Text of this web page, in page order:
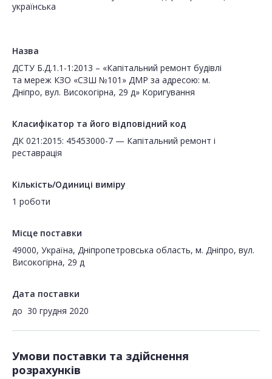
українська
Назва
ДСТУ Б.Д.1.1-1:2013 – «Капітальний ремонт будівлі
та мереж КЗО «СЗШ №101» ДМР за адресою: м.
Дніпро, вул. Високогірна, 29 д» Коригування
Класифікатор та його відповідний код
ДК 021:2015: 45453000-7 — Капітальний ремонт і
реставрація
Кількість/Одиниці виміру
1 роботи
Місце поставки
49000, Україна, Дніпропетровська область, м. Дніпро, вул.
Високогірна, 29 д
Дата поставки
до 30 грудня 2020
Умови поставки та здійснення
розрахунків